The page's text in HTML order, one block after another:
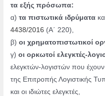
τα εξής πρόσωπα:
α)τα πιστωτικά ιδρύματα
4438/2016 (Α΄ 220),
β)οι χρηματοπιστωτικοί
γ)οι ορκωτοί ελεγκτές-
ελεγκτών-λογιστών που
της Επιτροπής Λογιστικής
και οι ιδιώτες ελεγκτές,